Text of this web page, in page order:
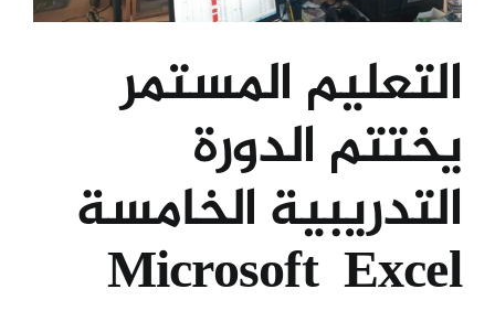
التعليم المستمر
يختتم الدورة
التدريبية الخامسة
Microsoft Excel